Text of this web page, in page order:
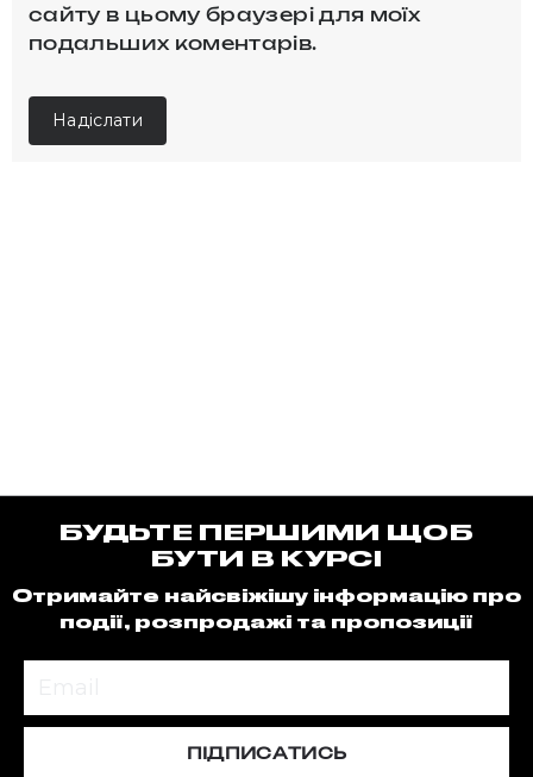
сайту в цьому браузері для моїх
подальших коментарів.
БУДЬТЕ ПЕРШИМИ ЩОБ
БУТИ В КУРСІ
Отримайте найсвіжішу інформацію про
події, розпродажі та пропозиції
ПІДПИСАТИСЬ